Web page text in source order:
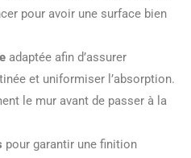
pour avoir une surface bien
adaptée afin d’assurer
et uniformiser l’absorption.
le mur avant de passer à la
pour garantir une finition